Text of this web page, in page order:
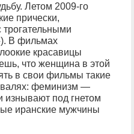
Летом 2009-го
прически,
В фильмах
красавицы
что женщина в этой
в свои фильмы такие
феминизм —
изнывают под гнетом
иранские мужчины